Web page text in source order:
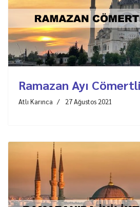
Ramazan Ayı
Atlı Karınca 27 Ağustos 2021